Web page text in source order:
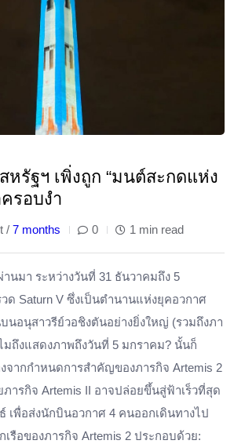
หรัฐฯ เพิ่งถูก “มนต์สะกดแห่ง
รอบงำ
/ 7 months 0 1 min read
นมา ระหว่างวันที่ 31 ธันวาคมถึง 5
ด Saturn V ซึ่งเป็นตำนานแห่งยุคอวกาศ
นอนุสาวรีย์วอชิงตันอย่างยิ่งใหญ่ (รวมถึงภา
มถึงแสดงภาพถึงวันที่ 5 มกราคม? นั้นก็
จากกำหนดการสำคัญของภารกิจ Artemis 2
ภารกิจ Artemis II อาจปล่อยขึ้นสู่ฟ้าเร็วที่สุด
เพื่อส่งนักบินอวกาศ 4 คนออกเดินทางไป
รือของภารกิจ Artemis 2 ประกอบด้วย: